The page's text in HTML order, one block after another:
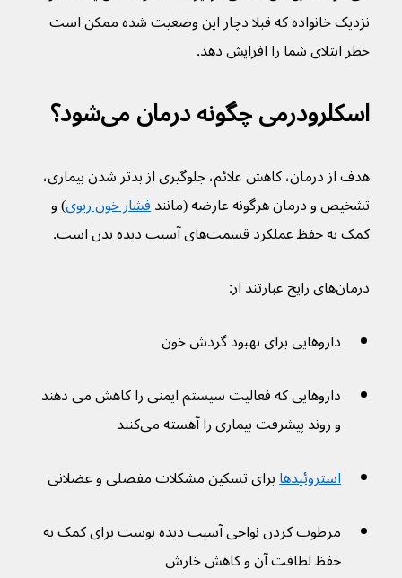
نزدیک خانواده که قبلا دچار این وضعیت شده ممکن است
خطر ابتلای شما را افزایش دهد.
اسکلرودرمی چگونه درمان می‌شود؟
هدف از درمان، کاهش علائم، جلوگیری از بدتر شدن بیماری،
تشخیص و درمان هرگونه عارضه (مانند فشار خون ریوی) و
کمک به حفظ عملکرد قسمت‌های آسیب دیده بدن است.
درمان‌های رایج عبارتند از:
داروهایی برای بهبود گردش خون
داروهایی که فعالیت سیستم ایمنی را کاهش می دهند
و روند پیشرفت بیماری را آهسته می‌کنند
استروئیدها برای تسکین مشکلات مفصلی و عضلانی
مرطوب کردن نواحی آسیب دیده پوست برای کمک به
حفظ لطافت آن و کاهش خارش